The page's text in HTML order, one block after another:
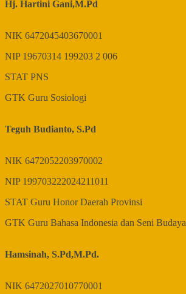
Hj. Hartini Gani,M.Pd
NIK 6472045403670001
NIP 19670314 199203 2 006
STAT PNS
GTK Guru Sosiologi
Teguh Budianto, S.Pd
NIK 6472052203970002
NIP 199703222024211011
STAT Guru Honor Daerah Provinsi
GTK Guru Bahasa Indonesia dan Seni Budaya
Hamsinah, S.Pd,M.Pd.
NIK 6472027010770001